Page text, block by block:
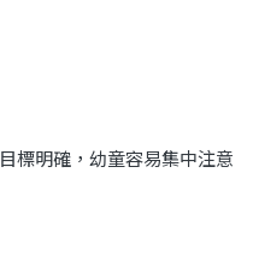
標明確，幼童容易集中注意